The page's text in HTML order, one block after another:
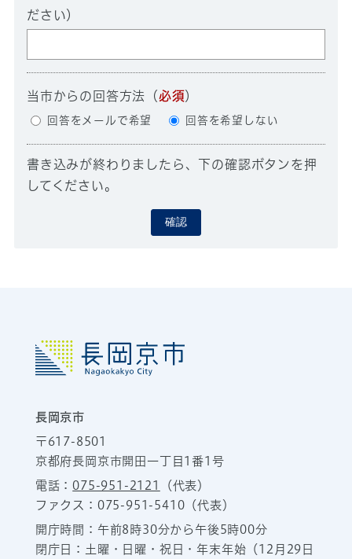
ださい）
当市からの回答方法 （必須）
回答をメールで希望 回答を希望しない
書き込みが終わりましたら、下の確認ボタンを押
してください。
確認
長岡京市
〒617-8501
京都府長岡京市開田一丁目1番1号
電話：075-951-2121
（代表）
ファクス：075-951-5410（代表）
開庁時間：午前8時30分から午後5時00分
閉庁日：土曜・日曜・祝日・年末年始（12月29日